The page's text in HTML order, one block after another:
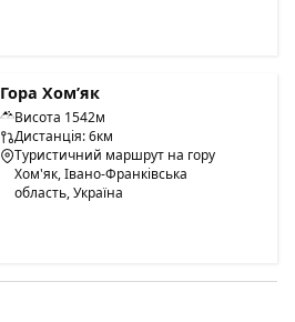
Гора Хом’як
Висота 1542м
Дистанція: 6км
Туристичний маршрут на гору
Хом'як, Івано-Франківська
область, Україна